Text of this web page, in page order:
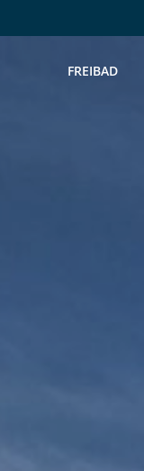
FREIBAD